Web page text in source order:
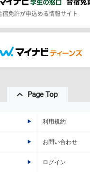
宿免許が申込める情報サイト
Page Top
利用規約
お問い合わせ
ログイン